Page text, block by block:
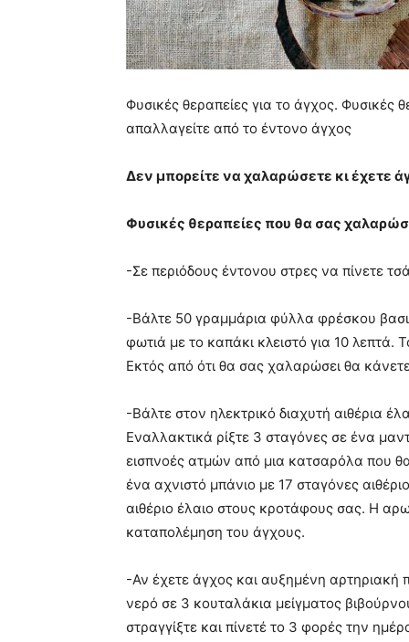
Φυσικές θεραπείες για το άγχος.
απαλλαγείτε από το έντονο άγχος
Δεν μπορείτε να χαλαρώσετε κι έχετε
Φυσικές θεραπείες που θα σας
-Σε περιόδους έντονου στρες να πίνετε
-Βάλτε 50 γραμμάρια φύλλα φρέσκου
φωτιά με το καπάκι κλειστό για 10
Εκτός από ότι θα σας χαλαρώσει θα
-Βάλτε στον ηλεκτρικό διαχυτή αιθέρια
Εναλλακτικά ρίξτε 3 σταγόνες σε ένα
εισπνοές ατμών από μια κατσαρόλα που θα
ένα αχνιστό μπάνιο με 17 σταγόνες
αιθέριο έλαιο στους κροτάφους σας. Η
καταπολέμηση του άγχους.
-Αν έχετε άγχος και αυξημένη αρτηριακή
νερό σε 3 κουταλάκια μείγματος
στραγγίξτε και πίνετέ το 3 φορές την